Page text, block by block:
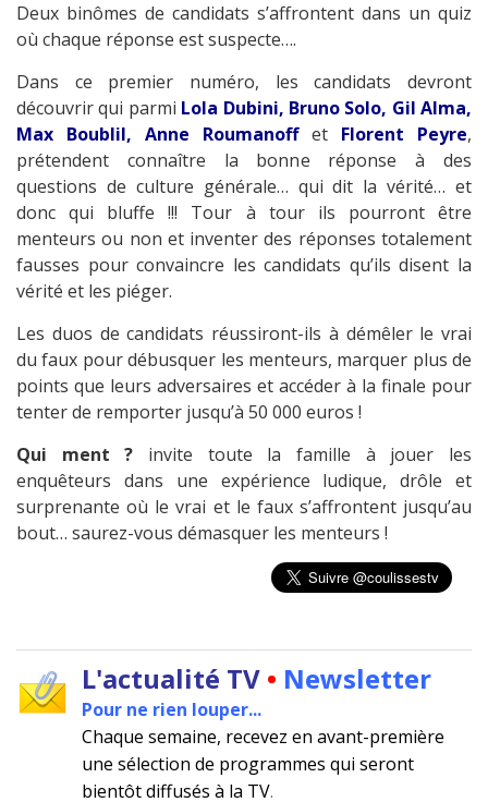
Deux binômes de candidats s’affrontent dans un quiz
où chaque réponse est suspecte….
Dans ce premier numéro, les candidats devront
découvrir qui parmi Lola Dubini, Bruno Solo, Gil Alma,
Max Boublil, Anne Roumanoff et Florent Peyre,
prétendent connaître la bonne réponse à des
questions de culture générale… qui dit la vérité… et
donc qui bluffe !!! Tour à tour ils pourront être
menteurs ou non et inventer des réponses totalement
fausses pour convaincre les candidats qu’ils disent la
vérité et les piéger.
Les duos de candidats réussiront-ils à démêler le vrai
du faux pour débusquer les menteurs, marquer plus de
points que leurs adversaires et accéder à la finale pour
tenter de remporter jusqu’à 50 000 euros !
Qui ment ? invite toute la famille à jouer les
enquêteurs dans une expérience ludique, drôle et
surprenante où le vrai et le faux s’affrontent jusqu’au
bout… saurez-vous démasquer les menteurs !
L'actualité TV • Newsletter
Pour ne rien louper...
Chaque semaine, recevez en avant-première
une sélection de programmes qui seront
bientôt diffusés à la TV.